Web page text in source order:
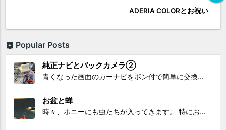
ADERIA COLORとお祝い
Popular Posts
純正ナビとバックカメラ②
青くなった画面のカーナビをポン付で簡単に交換、出来ると思っていたら意外と闇多め!!!なDAY①から続く今回は、DAY②。 テスターで調べてみたのだが、結果的にバックカメラからナビ裏まで来てる、配線を見つけることが出来なかった前回。気付けば闇w。 さてさて、この頃のDVDナビ的なT...
お盆と蝉
時々、ポニーにも虫たちが入ってきます。 特にお盆の頃はどの虫かと気になり探してしまう。 今まではキリギリスやすいっちょん、今思えば今年は蝉だったのかな。